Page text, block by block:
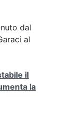
dal
al
il
la